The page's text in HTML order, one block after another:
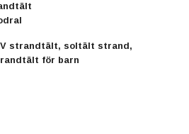
strandtält, soltält strand,
för barn